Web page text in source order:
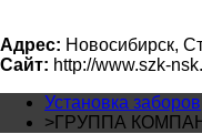
Адрес: Новосибирск,
Сайт: http://www.szk-
Установка заборов
>ГРУППА